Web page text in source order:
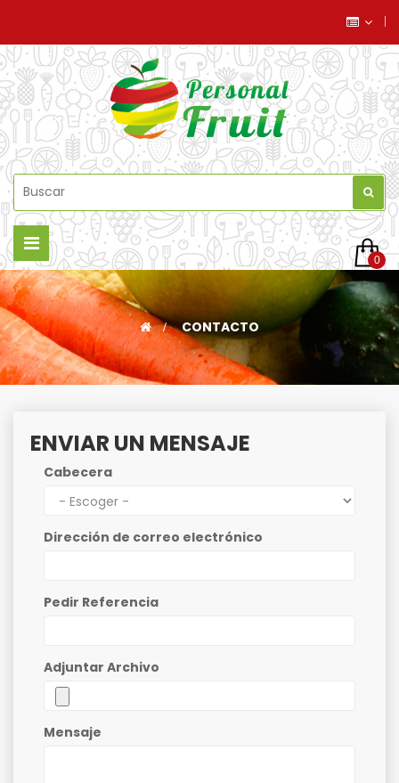
0
Navegación
de
palanca
> CONTACTO
ENVIAR UN MENSAJE
Cabecera
Dirección de correo electrónico
Pedir Referencia
Adjuntar Archivo
Mensaje